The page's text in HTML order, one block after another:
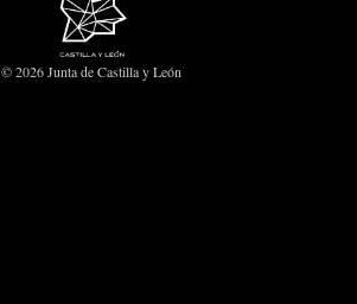
© 2026 Junta de Castilla y León